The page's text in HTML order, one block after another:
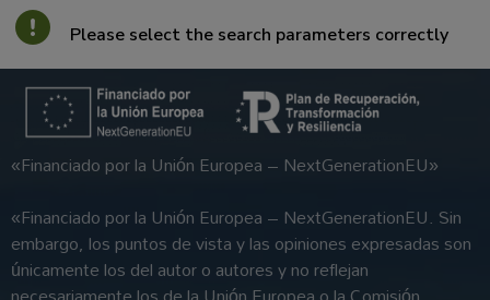
Please select the search parameters correctly
«Financiado por la Unión Europea – NextGenerationEU»
«Financiado por la Unión Europea – NextGenerationEU. Sin
embargo, los puntos de vista y las opiniones expresadas son
únicamente los del autor o autores y no reflejan